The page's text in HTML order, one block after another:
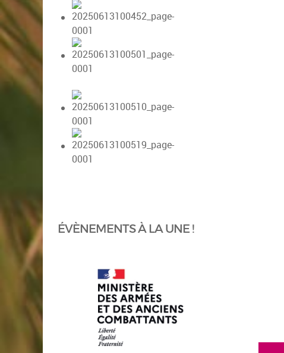
ÉVÈNEMENTS À LA UNE !